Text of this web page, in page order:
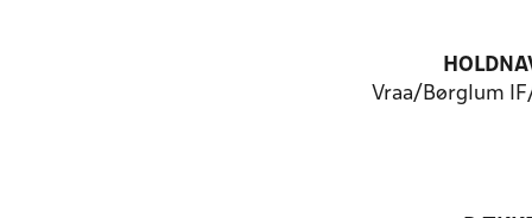
Vraa/Børglum